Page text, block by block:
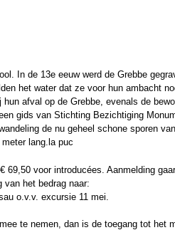
In de 13e eeuw werd de Grebbe
het water dat ze voor hun ambacht
afval op de Grebbe, evenals de
gids van Stichting Bezichtiging
de nu geheel schone sporen
lang.la puc
69,50 voor introducées. Aanmelding
van het bedrag naar:
o.v.v. excursie 11 mei.
te nemen, dan is de toegang tot het